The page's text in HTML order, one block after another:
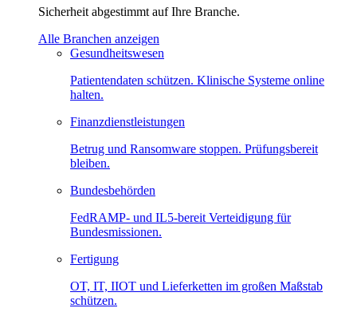
Sicherheit abgestimmt auf Ihre Branche.
Alle Branchen anzeigen
Gesundheitswesen
Patientendaten schützen. Klinische Systeme online
halten.
Finanzdienstleistungen
Betrug und Ransomware stoppen. Prüfungsbereit
bleiben.
Bundesbehörden
FedRAMP- und IL5-bereit Verteidigung für
Bundesmissionen.
Fertigung
OT, IT, IIOT und Lieferketten im großen Maßstab
schützen.